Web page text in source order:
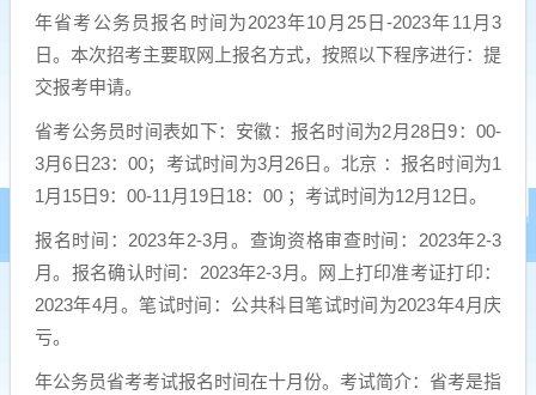
年省考公务员报名时间为2023年10月25日-2023年11月3
日。本次招考主要取网上报名方式，按照以下程序进行：提
交报考申请。
省考公务员时间表如下：安徽：报名时间为2月28日9：00-
3月6日23：00；考试时间为3月26日。北京 ：报名时间为1
1月15日9：00-11月19日18：00 ；考试时间为12月12日。
报名时间：2023年2-3月。查询资格审查时间：2023年2-3
月。报名确认时间：2023年2-3月。网上打印准考证打印：
2023年4月。笔试时间：公共科目笔试时间为2023年4月庆
亏。
年公务员省考考试报名时间在十月份。考试简介：省考是指